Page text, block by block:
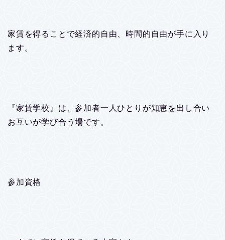
家賃を得ることで経済的自由、時間的自由が手に入り
ます。
『家賃学校』は、参加者一人ひとりが知恵を出し合い
お互いが学び合う場です。
参加資格